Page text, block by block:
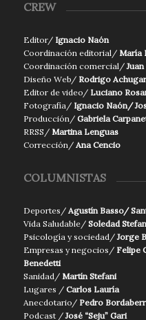
CREW
Editor/ Ignacio Naón
Coordinación editorial/ María
Coordinación comercial/
Diseño Web/ Rodrigo
Editor de video/Luciano
Fotografía/ Ignacio Naón/
Producción/ Gabriela
RRSS/ Martina Lenguas
Corrección/ Ana Cencio
COLUMNISTAS
Deportes/ Agustín Basso/
Vida Saludable/ Soledad
Psicología y sociedad/Jorge
Empresas y negocios/ Felipe
Benedetti
Sanidad/ Martín Stefani
Lugares / Carlos Lauría
Anecdotario/ Pedro
Podcast /José “Seju” Gari